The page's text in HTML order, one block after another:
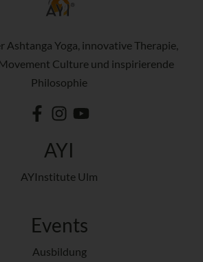
Ashtanga Yoga, innovative Therapie,
Culture und inspirierende
Philosophie
AYI
AYInstitute Ulm
Events
Ausbildung